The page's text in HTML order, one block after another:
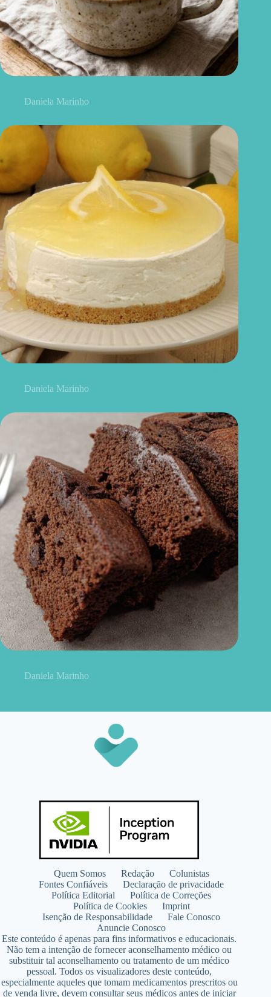
Daniela Marinho
Daniela Marinho
Daniela Marinho
Quem Somos Redação
Colunistas
Fontes Confiáveis
Declaração de privacidade
Política Editorial
Política de Correções
Política de Cookies
Imprint
Isenção de Responsabilidade
Fale Conosco
Anuncie Conosco
Este conteúdo é apenas para fins informativos e educacionais.
Não tem a intenção de fornecer aconselhamento médico ou
substituir tal aconselhamento ou tratamento de um médico
pessoal. Todos os visualizadores deste conteúdo,
especialmente aqueles que tomam medicamentos prescritos ou
de venda livre, devem consultar seus médicos antes de iniciar